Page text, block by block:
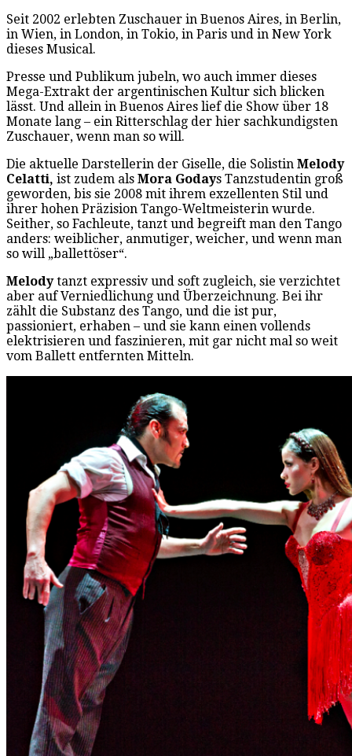
Seit 2002 erlebten Zuschauer in Buenos Aires, in Berlin,
in Wien, in London, in Tokio, in Paris und in New York
dieses Musical.
Presse und Publikum jubeln, wo auch immer dieses
Mega-Extrakt der argentinischen Kultur sich blicken
lässt. Und allein in Buenos Aires lief die Show über 18
Monate lang – ein Ritterschlag der hier sachkundigsten
Zuschauer, wenn man so will.
Die aktuelle Darstellerin der Giselle, die Solistin Melody
Celatti, ist zudem als Mora Godays Tanzstudentin groß
geworden, bis sie 2008 mit ihrem exzellenten Stil und
ihrer hohen Präzision Tango-Weltmeisterin wurde.
Seither, so Fachleute, tanzt und begreift man den Tango
anders: weiblicher, anmutiger, weicher, und wenn man
so will „ballettöser“.
Melodytanzt expressiv und soft zugleich, sie verzichtet
aber auf Verniedlichung und Überzeichnung. Bei ihr
zählt die Substanz des Tango, und die ist pur,
passioniert, erhaben – und sie kann einen vollends
elektrisieren und faszinieren, mit gar nicht mal so weit
vom Ballett entfernten Mitteln.